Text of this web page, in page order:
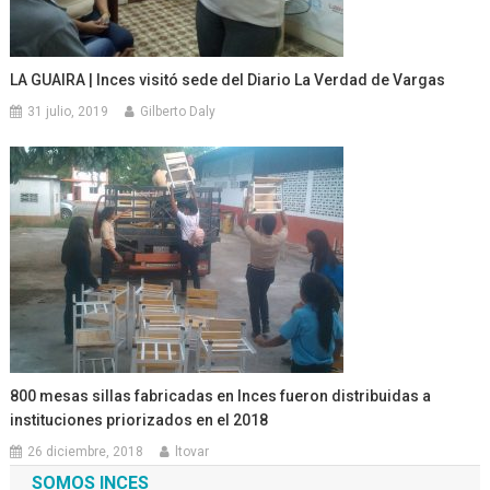
LA GUAIRA | Inces visitó sede del Diario La Verdad de Vargas
31 julio, 2019 Gilberto Daly
800 mesas sillas fabricadas en Inces fueron distribuidas a
instituciones priorizados en el 2018
26 diciembre, 2018 ltovar
SOMOS INCES